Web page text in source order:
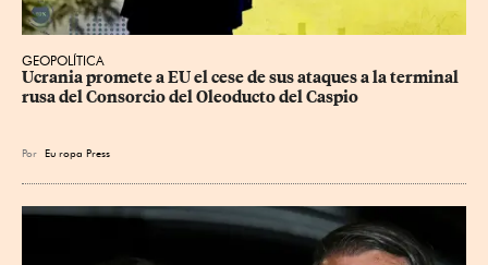
GEOPOLÍTICA
Ucrania promete a EU el cese de sus ataques a la terminal
rusa del Consorcio del Oleoducto del Caspio
Por Eu ropa Press